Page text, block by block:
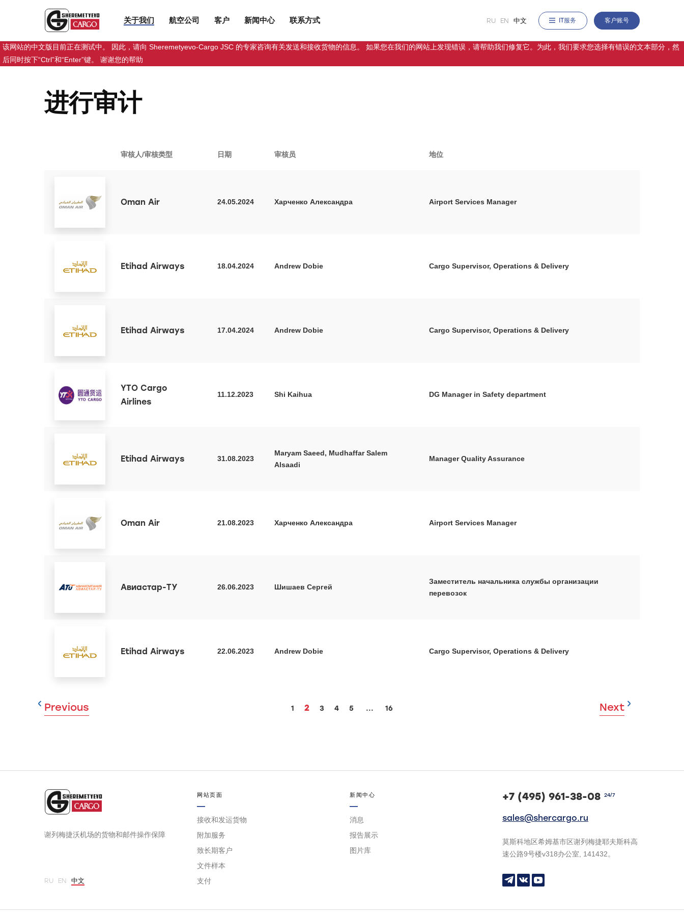
关于我们 航空公司 客户 新闻中心 联系方式 RU EN 中文 IT服务 客户账号
该网站的中文版目前正在测试中。 因此，请向 Sheremetyevo-Cargo JSC 的专家咨询有关发送和接收货物的信息。 如果您在我们的网站上发现错误，请帮助我们修复它。为此，我们要求您选择有错误的文本部分，然
后同时按下“Ctrl”和“Enter”键。 谢谢您的帮助
进行审计
审核人/审核类型 日期 审核员 地位
Oman Air 24.05.2024 Харченко Александра Airport Services Manager
Etihad Airways 18.04.2024 Andrew Dobie Cargo Supervisor, Operations & Delivery
Etihad Airways 17.04.2024 Andrew Dobie Cargo Supervisor, Operations & Delivery
YTO Cargo
Airlines
11.12.2023 Shi Kaihua DG Manager in Safety department
Etihad Airways 31.08.2023
Maryam Saeed, Mudhaffar Salem
Alsaadi
Manager Quality Assurance
Oman Air 21.08.2023 Харченко Александра Airport Services Manager
Авиастар-ТУ 26.06.2023 Шишаев Сергей
Заместитель начальника службы организации
перевозок
Etihad Airways 22.06.2023 Andrew Dobie Cargo Supervisor, Operations & Delivery
Previous Next
1 2 3 4 5 ... 16
网站页面
接收和发运货物
附加服务
致长期客户
文件样本
支付
新闻中心
消息
报告展示
图片库
+7 (495) 961-38-08 24/7
sales@shercargo.ru
莫斯科地区希姆基市区谢列梅捷耶夫斯科高
速公路9号楼v318办公室, 141432。
谢列梅捷沃机场的货物和邮件操作保障
RU EN 中文